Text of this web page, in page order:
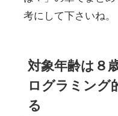
考にして下さいね。
対象年齢は８
ログラミング
る